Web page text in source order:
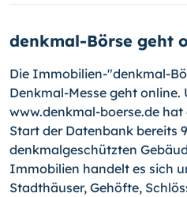
denkmal-Börse geht
Die Immobilien-"denkmal-
Denkmal-Messe geht
www.denkmal-boerse.de hat
Start der Datenbank bereits
denkmalgeschützten
Immobilien handelt es sich
Stadthäuser, Gehöfte,